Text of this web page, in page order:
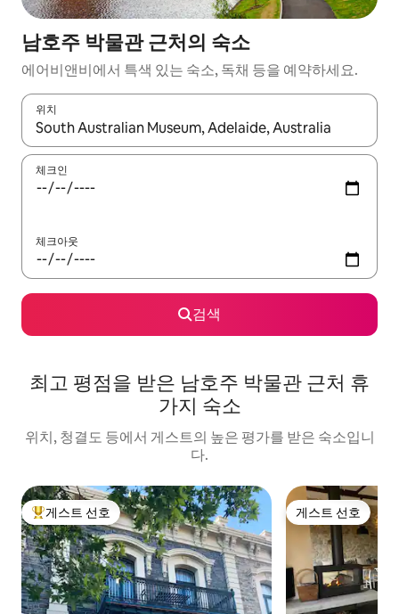
남호주 박물관 근처의 숙소
에어비앤비에서 특색 있는 숙소, 독채 등을 예약하세요.
위치
결과가 나오면 위·아래 화살표 키를 사용하거나 터치 또는 스와이
체크인
체크아웃
검색
최고 평점을 받은 남호주 박물관 근처 휴
가지 숙소
위치, 청결도 등에서 게스트의 높은 평가를 받은 숙소입니
다.
상위 게스트 선호
게스트 선호 게스트 선호
게스트 선호